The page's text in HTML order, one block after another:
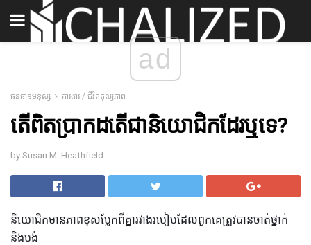
ad
ធនធានមនុស្ស ការងារ / ជីវិតតុល្យភាព
តើពិតប្រាកដតើជានិយោជិកដែរឬទេ?
by Susan M. Heathfield
និយោជិកមានភាពខុសប្លែកពីគ្នារវាងរបៀបដែលពួកគេត្រូវបានចាត់ថ្នាក់
និងបង់